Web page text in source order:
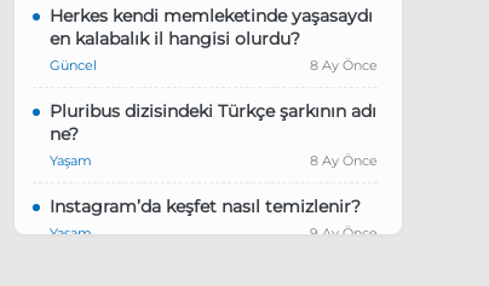
Herkes kendi memleketinde yaşasaydı
en kalabalık il hangisi olurdu?
Güncel 8 Ay Önce
Pluribus dizisindeki Türkçe şarkının adı
ne?
Yaşam 8 Ay Önce
Instagram’da keşfet nasıl temizlenir?
Yaşam 9 Ay Önce